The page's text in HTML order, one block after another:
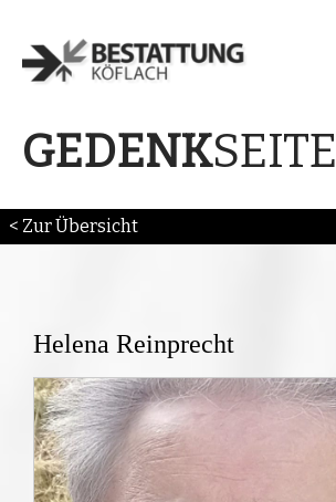
GEDENKSEITE
< Zur Übersicht
Helena Reinprecht